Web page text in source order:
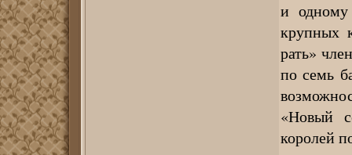
и
крупных
рать»
по семь
«Новый
королей